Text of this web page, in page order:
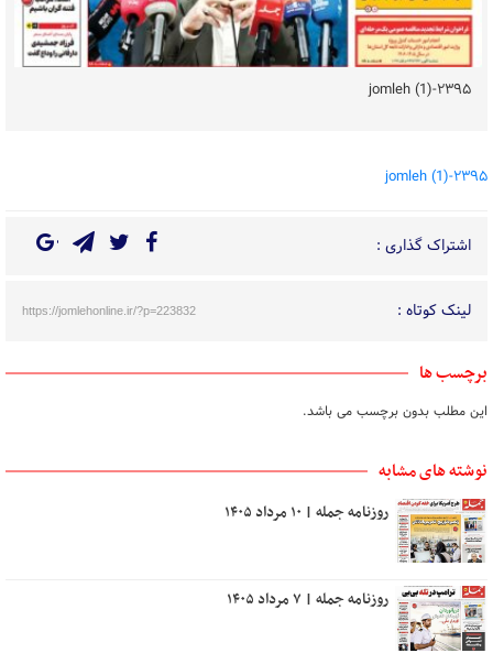
۲۳۹۵-jomleh (1)
۲۳۹۵-jomleh (1)
اشتراک گذاری :
لینک کوتاه : https://jomlehonline.ir/?p=223832
برچسب ها
این مطلب بدون برچسب می باشد.
نوشته های مشابه
روزنامه جمله | ۱۰ مرداد ۱۴۰۵
روزنامه جمله | ۷ مرداد ۱۴۰۵